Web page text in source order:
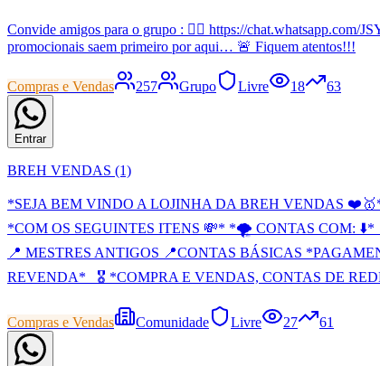
Convide amigos para o grupo : 👇🏼 https://
promocionais saem primeiro por aqui… 🚨 Fiquem atentos!!!
Compras e Vendas 257 Grupo Livre 18 63
Entrar
BREH VENDAS (1)
*SEJA BEM VINDO A LOJINHA DA BREH VENDAS
*COM OS SEGUINTES ITENS 💸* *🌪 CONTAS COM: ⬇️*
📍 MESTRES ANTIGOS 📍CONTAS BÁSICAS
REVENDA*_ 🎖️ *COMPRA E VENDAS, CONTAS DE
Compras e Vendas Comunidade Livre 27 61